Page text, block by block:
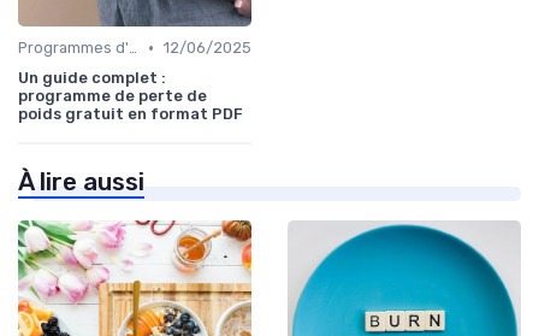
Programmes d'entraînement • 12/06/2025
Un guide complet :
programme de perte de
poids gratuit en format PDF
À lire aussi